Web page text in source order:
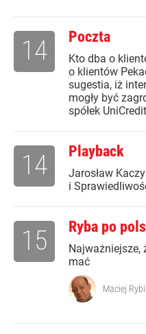
Poczta
Kto dba o
o klientów
sugestia, iż
mogły być
spółek
14
Playback
Jarosław
i
14
Ryba po
Najważniejsze,
mać
15
Maciej